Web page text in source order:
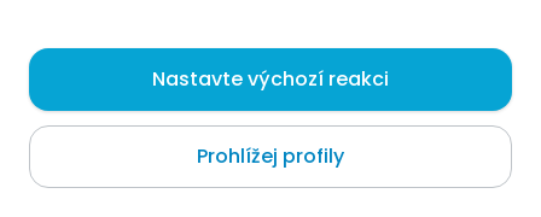
Jea
Callao
O mně
Nastavte výchozí reakci
Prohlížej profily